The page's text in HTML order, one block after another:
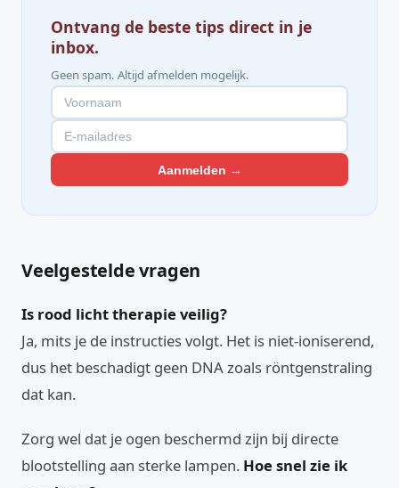
Ontvang de beste tips direct in je
inbox.
Geen spam. Altijd afmelden mogelijk.
Aanmelden →
Veelgestelde vragen
Is rood licht therapie veilig?
Ja, mits je de instructies volgt. Het is niet-ioniserend,
dus het beschadigt geen DNA zoals röntgenstraling
dat kan.
Zorg wel dat je ogen beschermd zijn bij directe
blootstelling aan sterke lampen. Hoe snel zie ik